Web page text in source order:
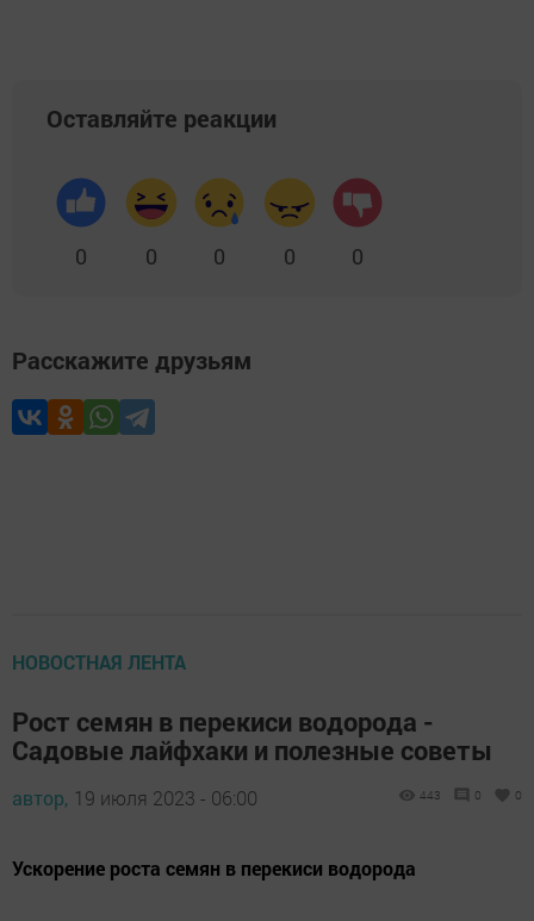
Оставляйте реакции
0 0 0 0 0
Расскажите друзьям
НОВОСТНАЯ ЛЕНТА
Рост семян в перекиси водорода -
Садовые лайфхаки и полезные советы
автор, 19 июля 2023 - 06:00 443 0 0
Ускорение роста семян в перекиси водорода